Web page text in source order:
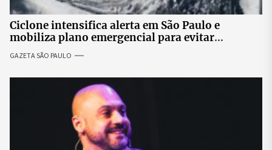
Ciclone intensifica alerta em São Paulo e
mobiliza plano emergencial para evitar
impactos no fornecimento de energia
GAZETA SÃO PAULO